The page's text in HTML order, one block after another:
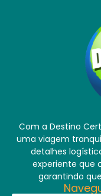
Com a Destino
uma viagem
detalhes
experiente que
garantindo